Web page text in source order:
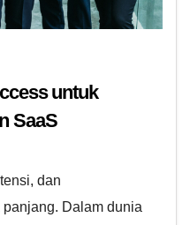
untuk
SaaS
dan
Dalam dunia